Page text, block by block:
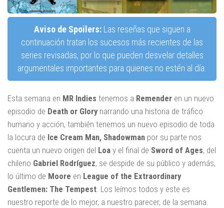
Aviso de Spoilers:Las reseñas que siguen a
continuación tratan los sucesos más recientes de las
series revisadas, por lo que pueden desvelar detalles
argumentales importantes para quienes no estén al día.
Esta semana en MR Indies tenemos a Remender en un nuevo
episodio de Death or Glory narrando una historia de tráfico
humano y acción, también tenemos un nuevo episodio de toda
la locura de Ice Cream Man, Shadowman por su parte nos
cuenta un nuevo origen del Loa y el final de Sword of Ages, del
chileno Gabriel Rodríguez, se despide de su público y además,
lo último de Moore en League of the Extraordinary
Gentlemen: The Tempest. Los leímos todos y este es
nuestro reporte de lo mejor, a nuestro parecer, de la semana.